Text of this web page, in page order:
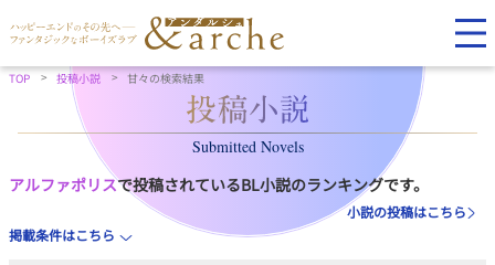
TOP 投稿小説 甘々の検索結果
Submitted Novels
アルファポリスで投稿されているBL小説のランキングです。
小説の投稿はこちら
掲載条件はこちら